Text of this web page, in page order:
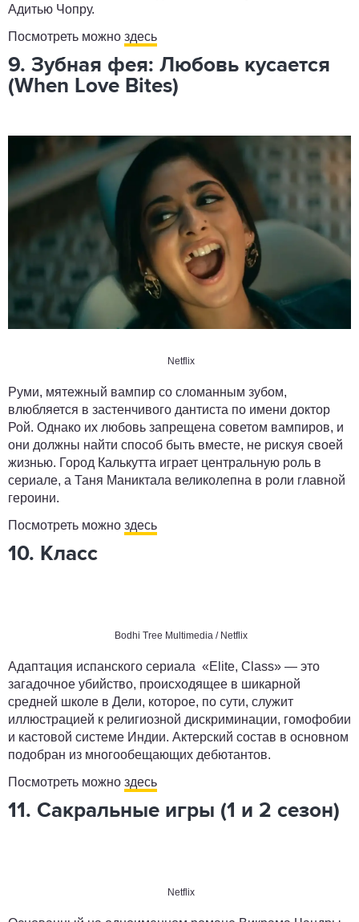
Адитью Чопру.
Посмотреть можно здесь
9. Зубная фея: Любовь кусается
(When Love Bites)
Netflix
Руми, мятежный вампир со сломанным зубом,
влюбляется в застенчивого дантиста по имени доктор
Рой. Однако их любовь запрещена советом вампиров, и
они должны найти способ быть вместе, не рискуя своей
жизнью. Город Калькутта играет центральную роль в
сериале, а Таня Маниктала великолепна в роли главной
героини.
Посмотреть можно здесь
10. Класс
Bodhi Tree Multimedia / Netflix
Адаптация испанского сериала «Elite, Class» — это
загадочное убийство, происходящее в шикарной
средней школе в Дели, которое, по сути, служит
иллюстрацией к религиозной дискриминации, гомофобии
и кастовой системе Индии. Актерский состав в основном
подобран из многообещающих дебютантов.
Посмотреть можно здесь
11. Сакральные игры (1 и 2 сезон)
Netflix